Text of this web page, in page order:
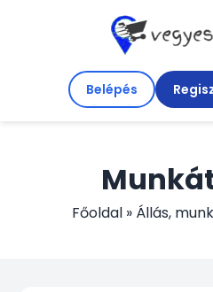
Belépés
Főoldal » Állás,